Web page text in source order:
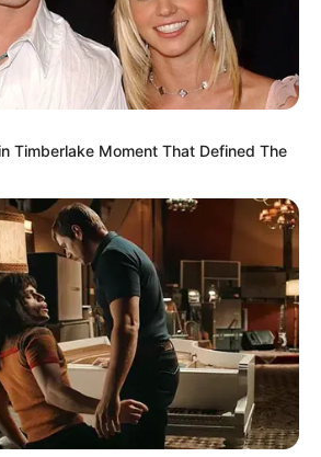
Timberlake Moment That Defined The